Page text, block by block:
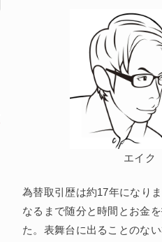
エイク
為替取引歴は約17年になり
なるまで随分と時間とお金
た。表舞台に出ることのな